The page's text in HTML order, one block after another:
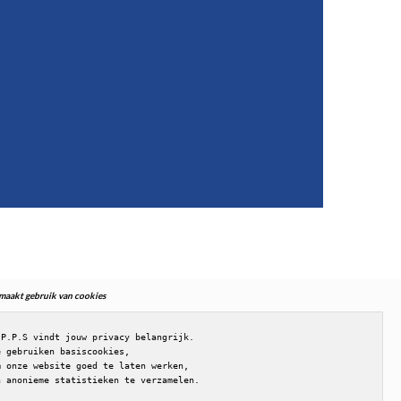
maakt gebruik van cookies
vindt jouw privacy belangrijk.
gebruiken basiscookies,
onze website goed te laten werken,
anonieme statistieken te verzamelen.